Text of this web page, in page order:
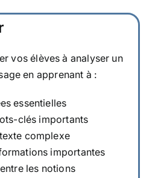
vos élèves à analyser un
en apprenant à :
essentielles
clés importants
complexe
importantes
les notions